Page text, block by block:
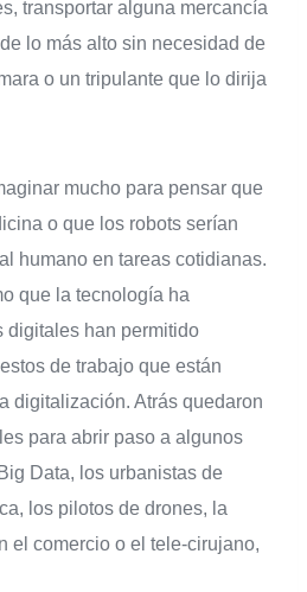
transportar alguna mercancía
lo más alto sin necesidad de
o un tripulante que lo dirija
mucho para pensar que
o que los robots serían
humano en tareas cotidianas.
que la tecnología ha
digitales han permitido
de trabajo que están
digitalización. Atrás quedaron
para abrir paso a algunos
Data, los urbanistas de
los pilotos de drones, la
el comercio o el tele-cirujano,